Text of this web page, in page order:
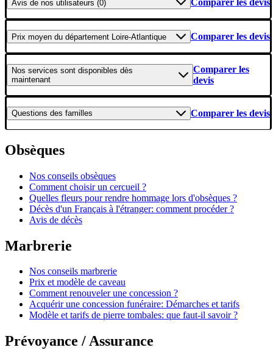
Avis de nos utilisateurs (0) Comparer les devis
Prix moyen du département Loire-Atlantique Comparer les devis
Nos services sont disponibles dès
maintenant
Comparer les
devis
Questions des familles Comparer les devis
Obsèques
Nos conseils obsèques
Comment choisir un cercueil ?
Quelles fleurs pour rendre hommage lors d'obsèques ?
Décès d'un Français à l'étranger: comment procéder ?
Avis de décès
Marbrerie
Nos conseils marbrerie
Prix et modèle de caveau
Comment renouveler une concession ?
Acquérir une concession funéraire: Démarches et tarifs
Modèle et tarifs de pierre tombales: que faut-il savoir ?
Prévoyance / Assurance